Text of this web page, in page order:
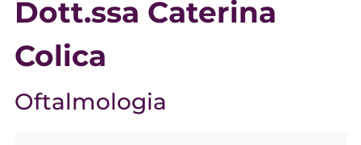
Dott.ssa Caterina
Colica
Oftalmologia